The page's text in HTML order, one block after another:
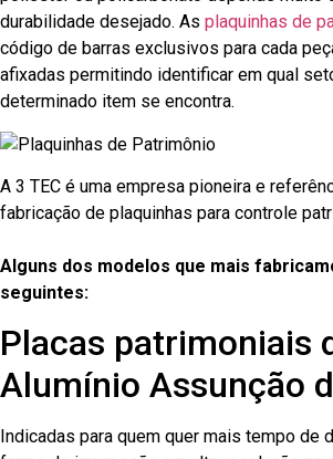
durabilidade desejado. As plaquinhas de
código de barras exclusivos para cada
afixadas permitindo identificar em qual
determinado item se encontra.
A 3 TEC é uma empresa pioneira e
fabricação de plaquinhas para controle
Alguns dos modelos que mais
seguintes:
Placas patrimoniais
Alumínio Assunção
Indicadas para quem quer mais tempo de